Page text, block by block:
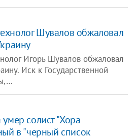
Шувалов обжаловал
Игорь Шувалов обжаловал
Иск к Государственной
солист "Хора
в "черный список